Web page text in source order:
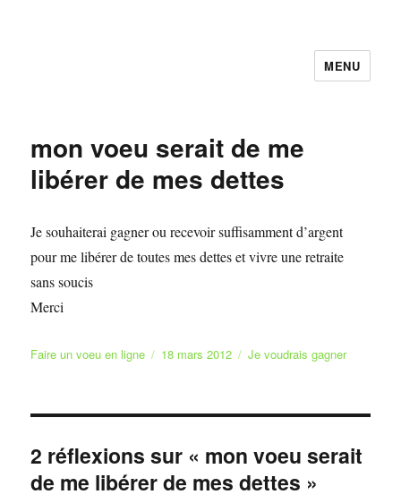
Faire et Ecrire un voeu gratuitement
MENU
mon voeu serait de me
libérer de mes dettes
Je souhaiterai gagner ou recevoir suffisamment d’argent
pour me libérer de toutes mes dettes et vivre une retraite
sans soucis
Merci
Auteur
Faire un voeu en ligne
Publié
18 mars 2012 Catégories
Je voudrais gagner
2 réflexions sur « mon voeu serait
de me libérer de mes dettes »